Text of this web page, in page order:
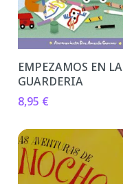
EMPEZAMOS EN LA
GUARDERIA
8,95 €